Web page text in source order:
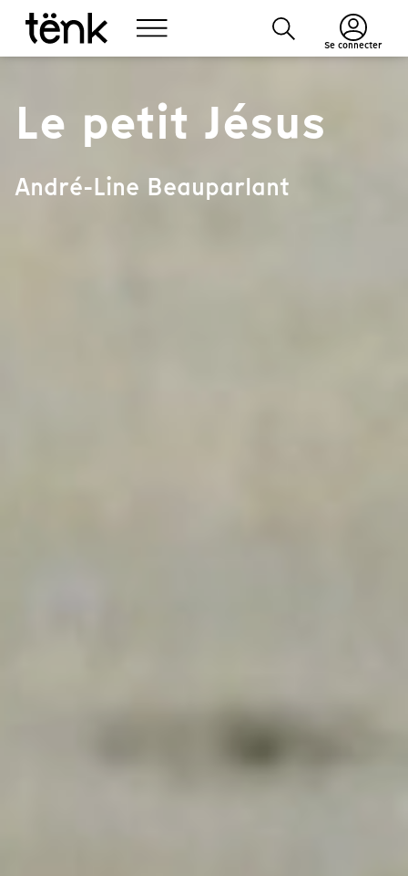
Se connecter
Le petit Jésus
André-Line Beauparlant